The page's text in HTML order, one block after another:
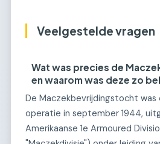
Veelgestelde vragen
Wat was precies de
en waarom was deze zo
De Maczekbevrijdingstocht was
operatie in september 1944,
Amerikaanse 1e Armoured